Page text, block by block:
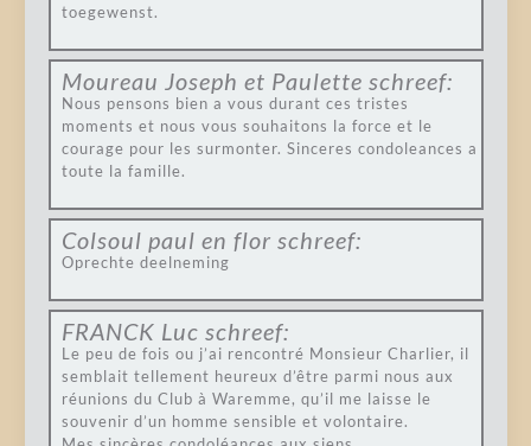
toegewenst.
Moureau Joseph et Paulette schreef:
Nous pensons bien a vous durant ces tristes
moments et nous vous souhaitons la force et le
courage pour les surmonter. Sinceres condoleances a
toute la famille.
Colsoul paul en flor schreef:
Oprechte deelneming
FRANCK Luc schreef:
Le peu de fois ou j’ai rencontré Monsieur Charlier, il
semblait tellement heureux d’être parmi nous aux
réunions du Club à Waremme, qu’il me laisse le
souvenir d’un homme sensible et volontaire.